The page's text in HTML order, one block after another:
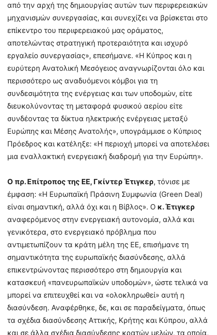
από την αρχή της δημιουργίας αυτών των περιφερειακών
μηχανισμών συνεργασίας, και συνεχίζει να βρίσκεται στο
επίκεντρο του περιφερειακού μας οράματος,
αποτελώντας στρατηγική προτεραιότητα και ισχυρό
εργαλείο συνεργασίας», επεσήμανε. «Η Κύπρος και η
ευρύτερη Ανατολική Μεσόγειος αναγνωρίζονται όλο και
περισσότερο ως αναδυόμενοι κόμβοι για τη
συνδεσιμότητα της ενέργειας και των υποδομών, είτε
διευκολύνοντας τη μεταφορά φυσικού αερίου είτε
συνδέοντας τα δίκτυα ηλεκτρικής ενέργειας μεταξύ
Ευρώπης και Μέσης Ανατολής», υπογράμμισε ο Κύπριος
Πρόεδρος και κατέληξε: «Η περιοχή μπορεί να αποτελέσει
μια εναλλακτική ενεργειακή διαδρομή για την Ευρώπη».
Ο πρ. Επίτροπος της ΕΕ, Γκίντερ Έτιγκερ, τόνισε με
έμφαση: «Η Ευρωπαϊκή Πράσινη Συμφωνία (Green Deal)
είναι σημαντική, αλλά όχι και η Βίβλος». Ο κ. Έτιγκερ
αναφερόμενος στην ενεργειακή αυτονομία, αλλά και
γενικότερα, στο ενεργειακό πρόβλημα που
αντιμετωπίζουν τα κράτη μέλη της ΕΕ, επισήμανε τη
σημαντικότητα της ευρωπαϊκής διασύνδεσης, αλλά
επικεντρώνοντας περισσότερο στη δημιουργία και
κατασκευή «πανευρωπαϊκών υποδομών», ώστε τελικά να
μπορεί να επιτευχθεί και να «ολοκληρωθεί» αυτή η
διασύνδεση. Αναφέρθηκε, δε, και σε παραδείγματα, όπως
τα σχέδια διασύνδεσης Αττικής, Κρήτης και Κύπρου, αλλά
και σε άλλα σχέδια διασύνδεσης κρατών μελών, τα οποία,